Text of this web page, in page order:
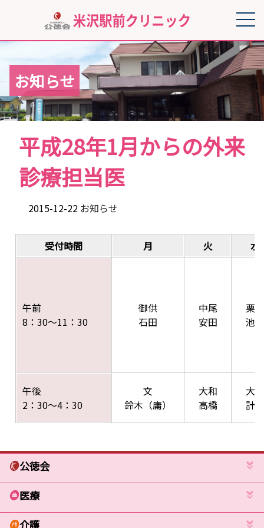
お知らせ
平成28年1月からの外来
診療担当医
2015-12-22 お知らせ
受付時間 月 火 水
午前
8：30～11：30
御供
石田
中尾
安田
栗田
池田
午後
2：30～4：30
文
鈴木（庸）
大和
高橋
大和
計見
公徳会
医療
介護